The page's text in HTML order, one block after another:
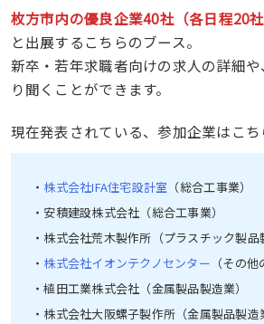
枚方市内の優良企業40社（各日程20社
と出展するこちらのブース。
新卒・若年求職者向けの求人の詳細や
り聞くことができます。
現在発表されている、参加企業はこ
・ 株式会社IFA住宅設計室 （総合工事業）
・安積建設株式会社（総合工事業）
・株式会社荒木製作所（プラスチック製品
・ 株式会社イオンテクノセンター （その
・植田工業株式会社（金属製品製造業）
・株式会社大阪螺子製作所（金属製品製造